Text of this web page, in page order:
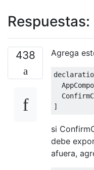
Respuestas:
438 Agrega
]
si
debe
afuera,